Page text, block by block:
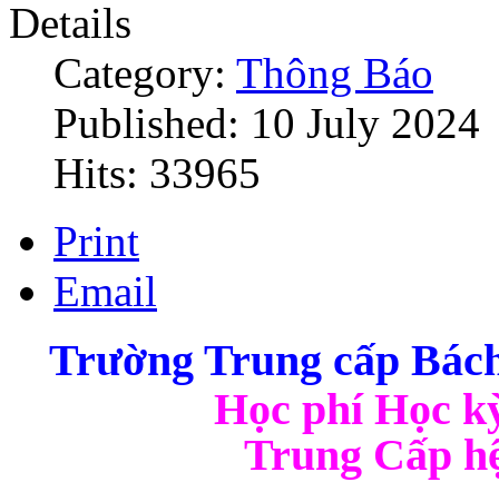
Details
Category: Thông Báo
Published: 10 July 2024
Hits: 33965
Print
Email
Trường Trung cấp
Học phí Học
Trung Cấp